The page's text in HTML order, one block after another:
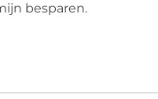
besparen.